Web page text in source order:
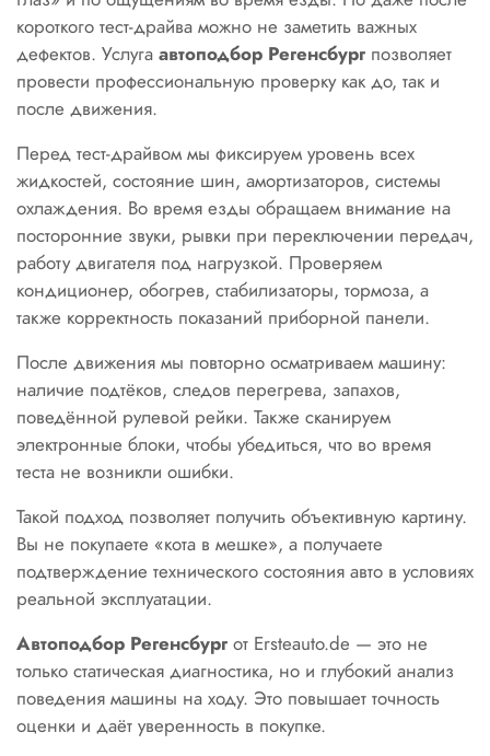
короткого тест-драйва можно не заметить важных
дефектов. Услуга автоподбор Регенсбург позволяет
провести профессиональную проверку как до, так и
после движения.
Перед тест-драйвом мы фиксируем уровень всех
жидкостей, состояние шин, амортизаторов, системы
охлаждения. Во время езды обращаем внимание на
посторонние звуки, рывки при переключении передач,
работу двигателя под нагрузкой. Проверяем
кондиционер, обогрев, стабилизаторы, тормоза, а
также корректность показаний приборной панели.
После движения мы повторно осматриваем машину:
наличие подтёков, следов перегрева, запахов,
поведённой рулевой рейки. Также сканируем
электронные блоки, чтобы убедиться, что во время
теста не возникли ошибки.
Такой подход позволяет получить объективную картину.
Вы не покупаете «кота в мешке», а получаете
подтверждение технического состояния авто в условиях
реальной эксплуатации.
Автоподбор Регенсбург от Ersteauto.de — это не
только статическая диагностика, но и глубокий анализ
поведения машины на ходу. Это повышает точность
оценки и даёт уверенность в покупке.